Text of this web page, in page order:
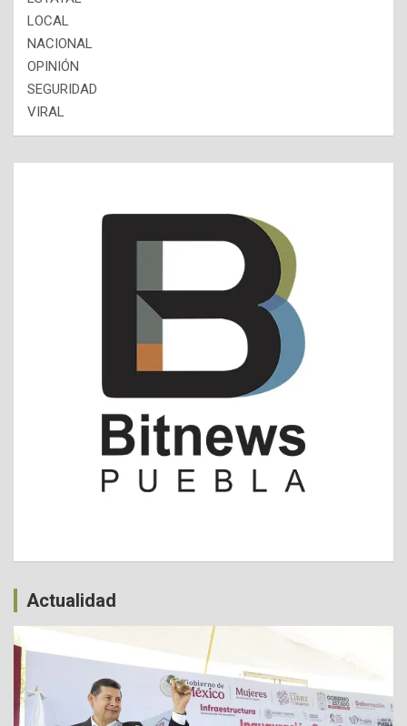
LOCAL
NACIONAL
OPINIÓN
SEGURIDAD
VIRAL
Actualidad